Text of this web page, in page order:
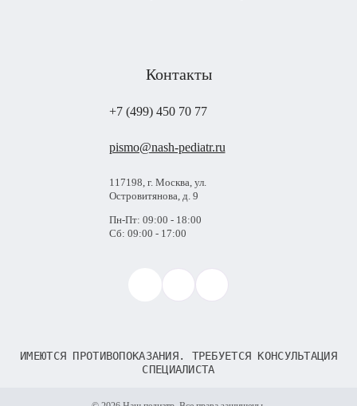
Контакты
+7 (499) 450 70 77
pismo@nash-pediatr.ru
117198, г. Москва, ул.
Островитянова, д. 9
Пн-Пт: 09:00 - 18:00
Сб: 09:00 - 17:00
ИМЕЮТСЯ ПРОТИВОПОКАЗАНИЯ. ТРЕБУЕТСЯ КОНСУЛЬТАЦИЯ
СПЕЦИАЛИСТА